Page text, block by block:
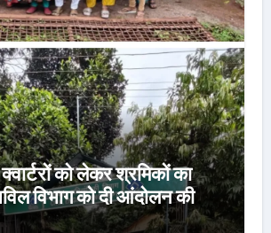
को लेकर श्रमिकों का
विभाग को दी आंदोलन की